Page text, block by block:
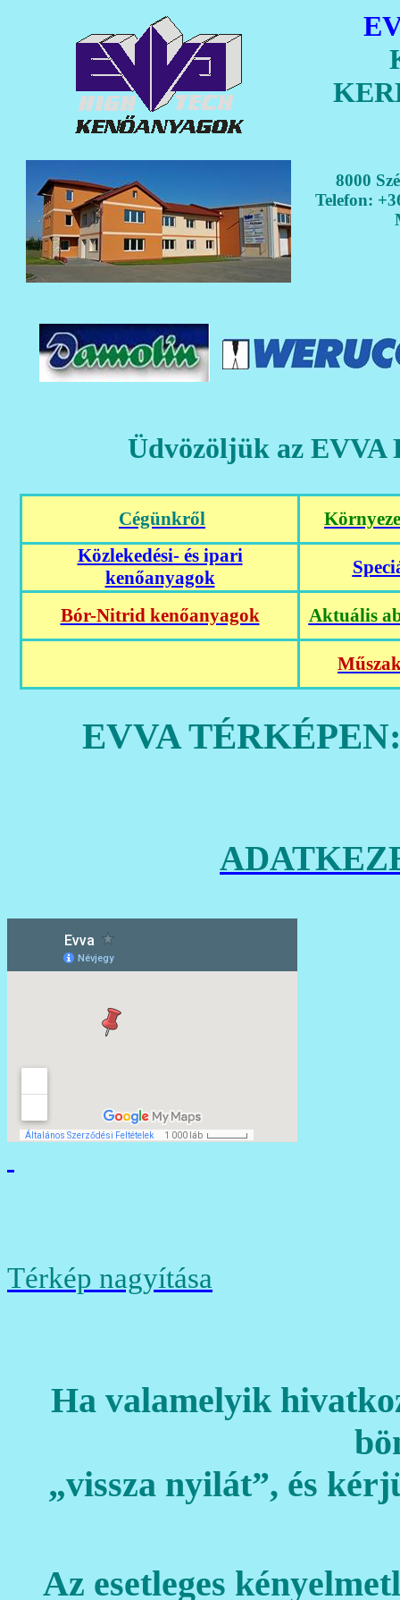
8000
Telefon:
Üdvözöljük az
Cégünkről
Közlekedési- és ipari
kenőanyagok
Bór-Nitrid kenőanyagok Aktuális
M
EVVA
Térkép nagyítása
Ha valamelyik
„vissza nyilát”, és
Az esetleges